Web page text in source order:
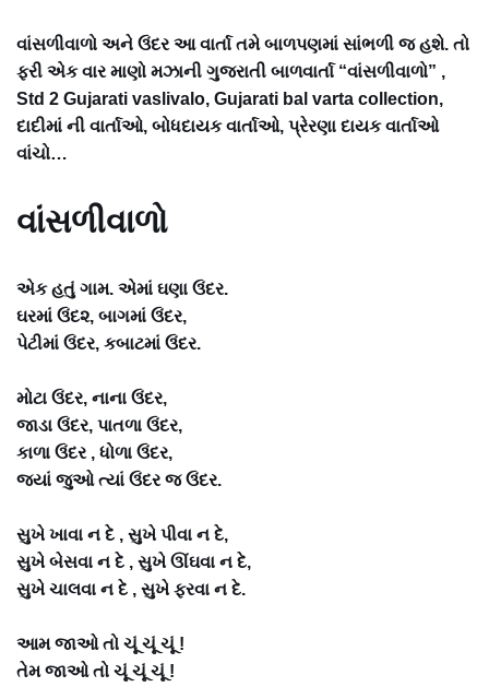
વાંસળીવાળો અને ઉંદર આ વાર્તા તમે બાળપણમાં સાંભળી જ હશે. તો
ફરી એક વાર માણો મઝાની ગુજરાતી બાળવાર્તા “વાંસળીવાળો” ,
Std 2 Gujarati vaslivalo, Gujarati bal varta collection,
દાદીમાં ની વાર્તાઓ, બોધદાયક વાર્તાઓ, પ્રેરણા દાયક વાર્તાઓ
વાંચો…
વાંસળીવાળો
એક હતું ગામ. એમાં ઘણા ઉંદર.
ઘરમાં ઉંદ૨, બાગમાં ઉંદર,
પેટીમાં ઉંદર, કબાટમાં ઉંદર.
મોટા ઉંદર, નાના ઉંદર,
જાડા ઉંદર, પાતળા ઉંદર,
કાળા ઉંદર , ધોળા ઉંદર,
જ્યાં જુઓ ત્યાં ઉંદર જ ઉંદર.
સુખે ખાવા ન દે , સુખે પીવા ન દે,
સુખે બેસવા ન દે , સુખે ઊંઘવા ન દે,
સુખે ચાલવા ન દે , સુખે ફરવા ન દે.
આમ જાઓ તો ચૂં ચૂં ચૂં !
તેમ જાઓ તો ચૂં ચૂં ચૂં !